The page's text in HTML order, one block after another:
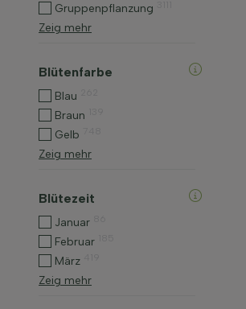
Gruppenpflanzung
Zeig mehr
Blütenfarbe
Blau
Braun
Gelb
Zeig mehr
Blütezeit
Januar
Februar
März
Zeig mehr